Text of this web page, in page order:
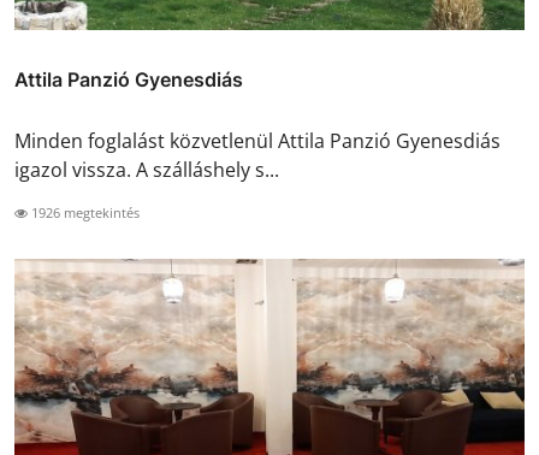
Attila Panzió Gyenesdiás
Minden foglalást közvetlenül Attila Panzió Gyenesdiás
igazol vissza. A szálláshely s...
1926 megtekintés